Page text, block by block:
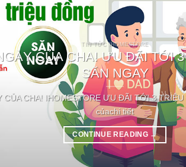
TIN TỨC IHOMESTORE
CỦA CHA! ƯU ĐÃI TỚI
SĂN NGAY
CỦA CHA! IHOMESTORE ƯU ĐÃI TỚI 3
củachi tiết
CONTINUE READING →